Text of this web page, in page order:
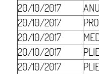
20/10/2017
20/10/2017
20/10/2017
20/10/2017
20/10/2017